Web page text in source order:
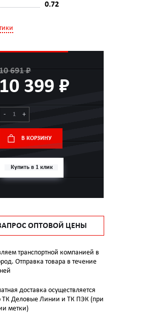
0.72
691 ₽
10 399 ₽
- +
В КОРЗИНУ
Купить в 1 клик
ОПТОВОЙ ЦЕНЫ
транспортной компанией в
Отправка товара в течение
доставка осуществляется
ТК Деловые Линии и ТК ПЭК (при
метки)